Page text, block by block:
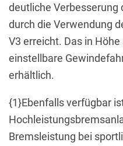
deutliche Verbesserung
durch die Verwendung
V3 erreicht. Das in
einstellbare
erhältlich.
{1}Ebenfalls verfügbar
Bremsleistung bei